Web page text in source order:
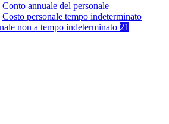
Conto annuale del personale
Costo personale tempo indeterminato
non a tempo indeterminato 21